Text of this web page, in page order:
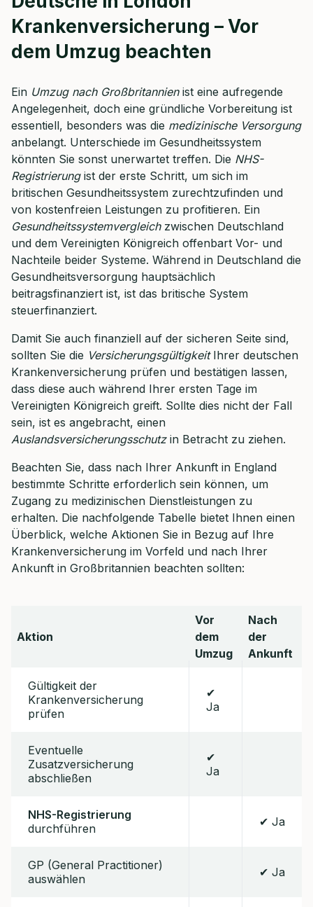
Krankenversicherung – Vor
dem Umzug beachten
Ein Umzug nach Großbritannienist eine aufregende
Angelegenheit, doch eine gründliche Vorbereitung ist
essentiell, besonders was die medizinische Versorgung
anbelangt. Unterschiede im Gesundheitssystem
könnten Sie sonst unerwartet treffen. Die NHS-
Registrierungist der erste Schritt, um sich im
britischen Gesundheitssystem zurechtzufinden und
von kostenfreien Leistungen zu profitieren. Ein
Gesundheitssystemvergleichzwischen Deutschland
und dem Vereinigten Königreich offenbart Vor- und
Nachteile beider Systeme. Während in Deutschland die
Gesundheitsversorgung hauptsächlich
beitragsfinanziert ist, ist das britische System
steuerfinanziert.
Damit Sie auch finanziell auf der sicheren Seite sind,
sollten Sie die VersicherungsgültigkeitIhrer deutschen
Krankenversicherung prüfen und bestätigen lassen,
dass diese auch während Ihrer ersten Tage im
Vereinigten Königreich greift. Sollte dies nicht der Fall
sein, ist es angebracht, einen
Auslandsversicherungsschutzin Betracht zu ziehen.
Beachten Sie, dass nach Ihrer Ankunft in England
bestimmte Schritte erforderlich sein können, um
Zugang zu medizinischen Dienstleistungen zu
erhalten. Die nachfolgende Tabelle bietet Ihnen einen
Überblick, welche Aktionen Sie in Bezug auf Ihre
Krankenversicherung im Vorfeld und nach Ihrer
Ankunft in Großbritannien beachten sollten:
Aktion
Vor
dem
Umzug
Nach
der
Ankunft
Gültigkeit der
Krankenversicherung
prüfen
✔
Ja
Eventuelle
Zusatzversicherung
abschließen
✔
Ja
NHS-Registrierung
durchführen
✔ Ja
GP (General Practitioner)
auswählen
✔ Ja
Dauer: ca. 30 Minuten
Kostenfrei & unverbindlich
🗓️ Wählen Sie jetzt Ihren Wunschtermin:
Meeting buchen